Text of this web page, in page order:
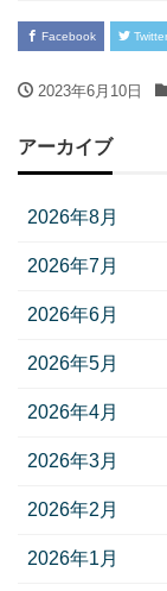
Facebook Twitter
2023年6月10日
アーカイブ
2026年8月
2026年7月
2026年6月
2026年5月
2026年4月
2026年3月
2026年2月
2026年1月